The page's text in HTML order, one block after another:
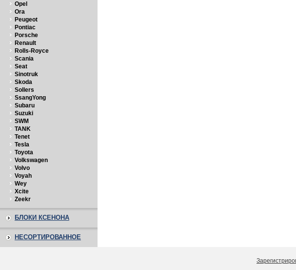
Opel
Ora
Peugeot
Pontiac
Porsche
Renault
Rolls-Royce
Scania
Seat
Sinotruk
Skoda
Sollers
SsangYong
Subaru
Suzuki
SWM
TANK
Tenet
Tesla
Toyota
Volkswagen
Volvo
Voyah
Wey
Xcite
Zeekr
БЛОКИ КСЕНОНА
НЕСОРТИРОВАННОЕ